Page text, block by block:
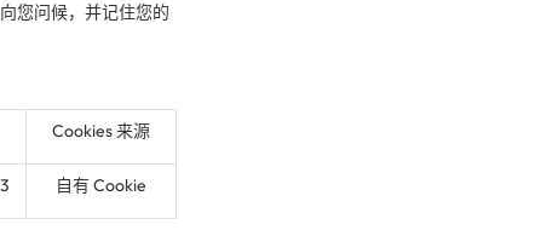
您问候，并记住您的
Cookies 来源
自有 Cookie